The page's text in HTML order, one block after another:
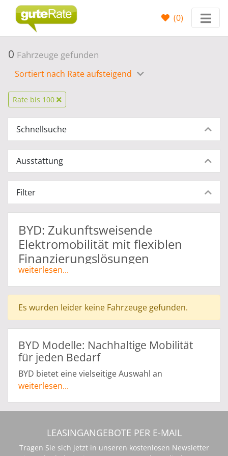
(0)
0 Fahrzeuge gefunden
Sortiert nach Rate aufsteigend
Rate bis 100
Schnellsuche
Ausstattung
Filter
BYD: Zukunftsweisende
Elektromobilität mit flexiblen
Finanzierungslösungen
BYD (Build Your Dreams) gehört zu den weltweit
führenden Herstellern von Elektrofahrzeugen
bietet innovative, umweltfreundliche
unterschiedlichste Anforderungen erfüllen.
weiterlesen...
Es wurden leider keine Fahrzeuge gefunden.
BYD Modelle: Nachhaltige Mobilität
für jeden Bedarf
BYD bietet eine vielseitige Auswahl an
Elektrofahrzeugen – von kompakten Stadtautos
mit modernem Design, hoher Effizienz und
einer Reichweite von bis zu 400 km punktet
weiterlesen...
LEASINGANGEBOTE PER E-MAIL
Tragen Sie sich jetzt in unseren kostenlosen Newsletter